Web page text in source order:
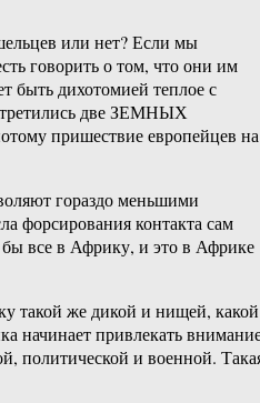
или нет? Если мы
говорить о том, что они им
быть дихотомией теплое с
две ЗЕМНЫХ
пришествие европейцев на
гораздо меньшими
форсирования контакта сам
все в Африку, и это в Африке
такой же дикой и нищей, какой
начинает привлекать
политической и военной.